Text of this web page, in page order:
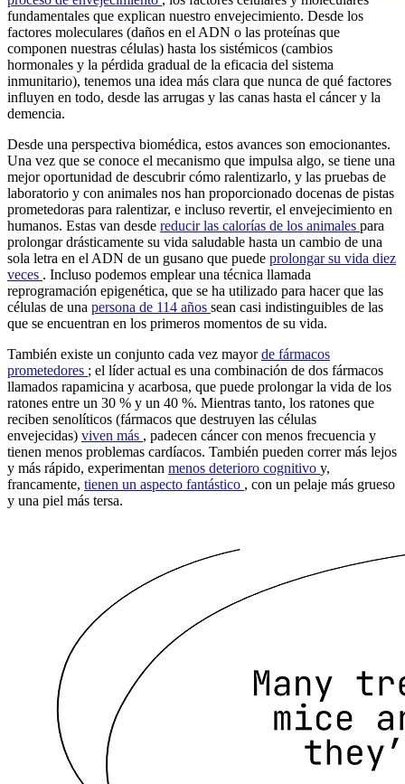
fundamentales que explican nuestro envejecimiento. Desde los
factores moleculares (daños en el ADN o las proteínas que
componen nuestras células) hasta los sistémicos (cambios
hormonales y la pérdida gradual de la eficacia del sistema
inmunitario), tenemos una idea más clara que nunca de qué factores
influyen en todo, desde las arrugas y las canas hasta el cáncer y la
demencia.
Desde una perspectiva biomédica, estos avances son emocionantes.
Una vez que se conoce el mecanismo que impulsa algo, se tiene una
mejor oportunidad de descubrir cómo ralentizarlo, y las pruebas de
laboratorio y con animales nos han proporcionado docenas de pistas
prometedoras para ralentizar, e incluso revertir, el envejecimiento en
humanos. Estas van desde reducir las calorías de los animales para
prolongar drásticamente su vida saludable hasta un cambio de una
sola letra en el ADN de un gusano que puede prolongar su vida diez
veces . Incluso podemos emplear una técnica llamada
reprogramación epigenética, que se ha utilizado para hacer que las
células de una persona de 114 años sean casi indistinguibles de las
que se encuentran en los primeros momentos de su vida.
También existe un conjunto cada vez mayorde fármacos
prometedores ; el líder actual es una combinación de dos fármacos
llamados rapamicina y acarbosa, que puede prolongar la vida de los
ratones entre un 30 % y un 40 %. Mientras tanto, los ratones que
reciben senolíticos (fármacos que destruyen las células
envejecidas) viven más , padecen cáncer con menos frecuencia y
tienen menos problemas cardíacos. También pueden correr más lejos
y más rápido, experimentan menos deterioro cognitivo y,
francamente, tienen un aspecto fantástico , con un pelaje más grueso
y una piel más tersa.